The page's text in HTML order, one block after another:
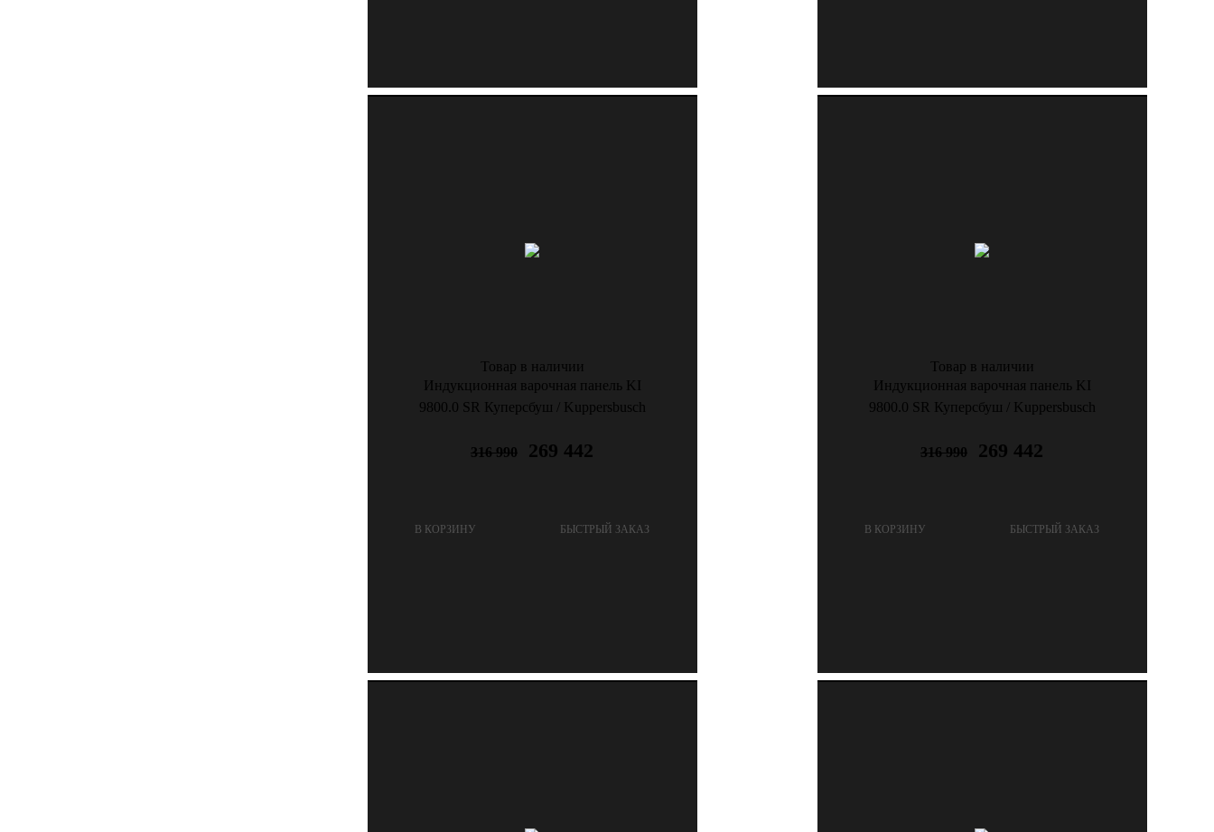
Товар в наличии
Индукционная варочная панель KI
9800.0 SR Куперсбуш / Kuppersbusch
316 990 269 442
В КОРЗИНУ БЫСТРЫЙ ЗАКАЗ
Товар в наличии
Индукционная варочная панель KI
9800.0 SR Куперсбуш / Kuppersbusch
316 990 269 442
В КОРЗИНУ БЫСТРЫЙ ЗАКАЗ